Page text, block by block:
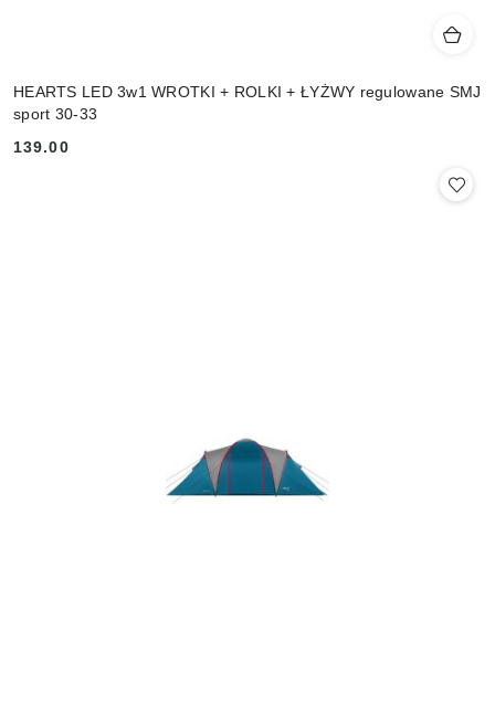
HEARTS LED 3w1 WROTKI + ROLKI + ŁYŻWY regulowane SMJ
sport 30-33
Cena:
139.00